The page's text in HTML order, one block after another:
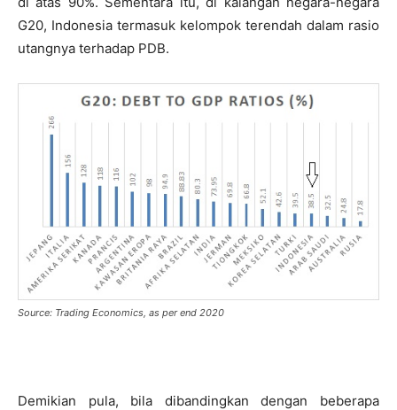
G20, Indonesia termasuk kelompok terendah dalam rasio
utangnya terhadap PDB.
Source: Trading Economics, as per end 2020
Demikian pula, bila dibandingkan dengan beberapa